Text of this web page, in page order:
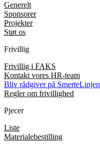
Generelt
Sponsorer
Projekter
Støt os
Frivillig
Frivillig i FAKS
Kontakt vores HR-team
Bliv rådgiver på SmerteLinjen
Regler om frivillighed
Pjecer
Liste
Materialebestilling